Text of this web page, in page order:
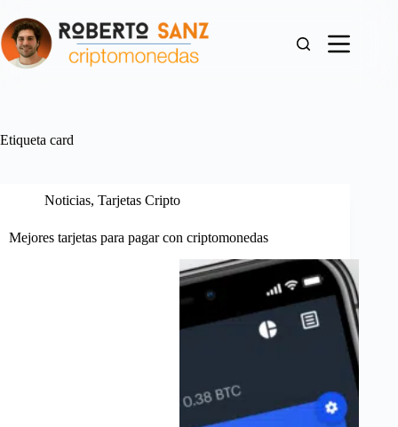
al
contenido
Etiqueta card
Noticias, Tarjetas Cripto
Mejores tarjetas para pagar con criptomonedas